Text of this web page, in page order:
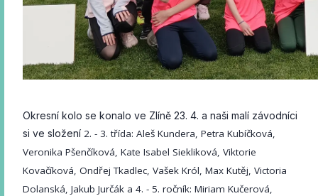
Okresní kolo se konalo ve Zlíně 23. 4. a naši malí závodníci
si ve složení 2. - 3. třída: Aleš Kundera, Petra Kubíčková,
Veronika Pšenčíková, Kate Isabel Siekliková, Viktorie
Kovačíková, Ondřej Tkadlec, Vašek Król, Max Kutěj, Victoria
Dolanská, Jakub Jurčák a 4. - 5. ročník: Miriam Kučerová,